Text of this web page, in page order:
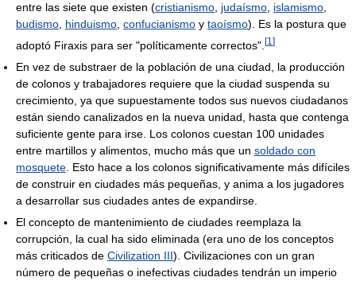
entre las siete que existen (cristianismo judaísmo islamismo
budismo hinduismo confucianismo y taoísmo). Es la postura que
adoptó Firaxis para ser "políticamente correctos". [1 ]
En vez de substraer de la población de una ciudad, la producción
de colonos y trabajadores requiere que la ciudad suspenda su
crecimiento, ya que supuestamente todos sus nuevos ciudadanos
están siendo canalizados en la nueva unidad, hasta que contenga
suficiente gente para irse. Los colonos cuestan 100 unidades
entre martillos y alimentos, mucho más que un soldado con
mosquete . Esto hace a los colonos significativamente más difíciles
de construir en ciudades más pequeñas, y anima a los jugadores
a desarrollar sus ciudades antes de expandirse.
El concepto de mantenimiento de ciudades reemplaza la
corrupción, la cual ha sido eliminada (era uno de los conceptos
más criticados de Civilization III). Civilizaciones con un gran
número de pequeñas o inefectivas ciudades tendrán un imperio